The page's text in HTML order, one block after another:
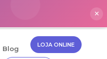
✕
Blog LOJA ONLINE